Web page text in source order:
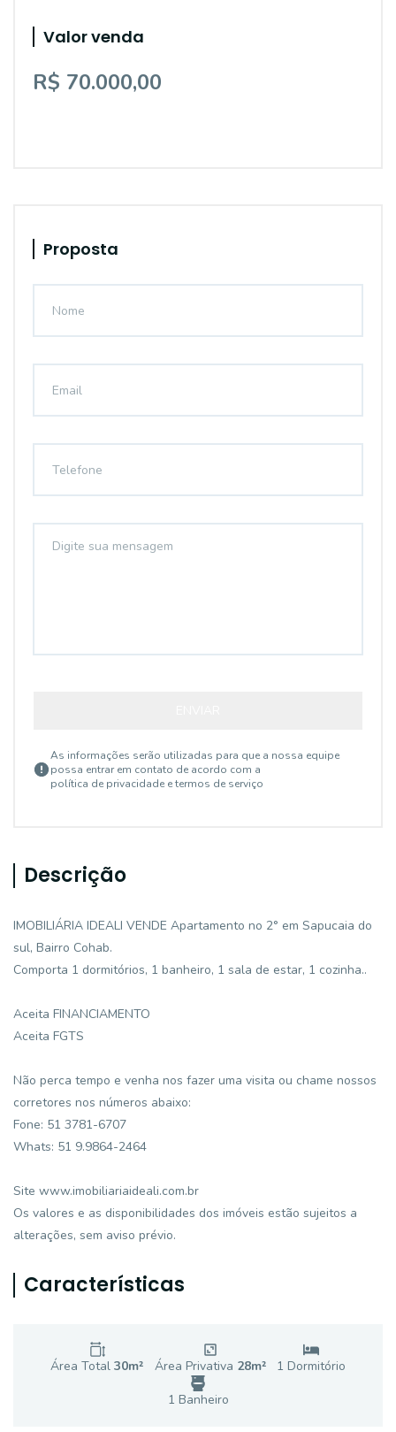
Valor venda
R$ 70.000,00
Proposta
As informações serão utilizadas para que a nossa equipe
possa entrar em contato de acordo com a
política de privacidade e termos de serviço
Descrição
IMOBILIÁRIA IDEALI VENDE Apartamento no 2° em Sapucaia do
sul, Bairro Cohab.
Comporta 1 dormitórios, 1 banheiro, 1 sala de estar, 1 cozinha..
Aceita FINANCIAMENTO
Aceita FGTS
Não perca tempo e venha nos fazer uma visita ou chame nossos
corretores nos números abaixo:
Fone: 51 3781-6707
Whats: 51 9.9864-2464
Site www.imobiliariaideali.com.br
Os valores e as disponibilidades dos imóveis estão sujeitos a
alterações, sem aviso prévio.
Características
Área Total 30m² Área Privativa 28m² 1 Dormitório
1 Banheiro